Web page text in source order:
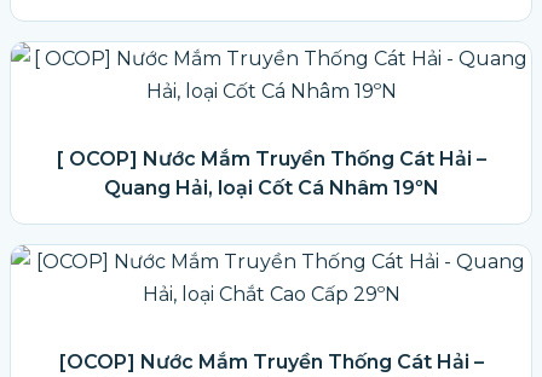
[ OCOP] Nước Mắm Truyền Thống Cát Hải –
Quang Hải, loại Cốt Cá Nhâm 19ºN
[OCOP] Nước Mắm Truyền Thống Cát Hải –